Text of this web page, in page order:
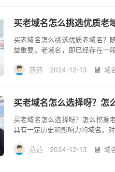
买老域名怎么挑选优质老
买老域名怎么挑选优质老域名？
益重要。老域名，即已经存在一
范范
2024-12-13  域
买老域名怎么选择呀？怎
买老域名怎么选择呀？怎么挖掘
具有一定历史和影响力的域名。
范范 2024-12-13  域